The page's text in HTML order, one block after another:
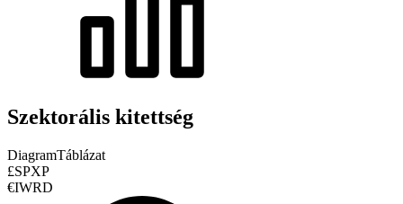
Szektorális kitettség
DiagramTáblázat
£SPXP
€IWRD